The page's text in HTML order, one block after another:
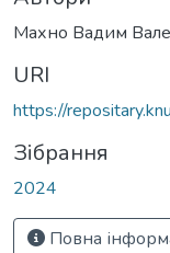
Махно Вадим
URI
https://
Зібрання
2024
Повна